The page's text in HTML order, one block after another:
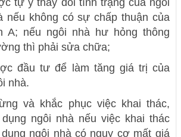
tự ý thay đổi tình trạng của ngôi
nếu không có sự chấp thuận của
A; nếu ngôi nhà hư hỏng thông
thì phải sửa chữa;
đầu tư để làm tăng giá trị của
nhà.
và khắc phục việc khai thác,
ngôi nhà nếu việc khai thác
ngôi nhà có nguy cơ mất giá